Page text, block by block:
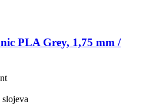
PLA Grey, 1,75 mm /